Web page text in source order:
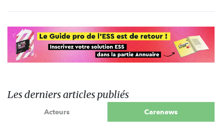
Les derniers articles publiés
Acteurs Carenews